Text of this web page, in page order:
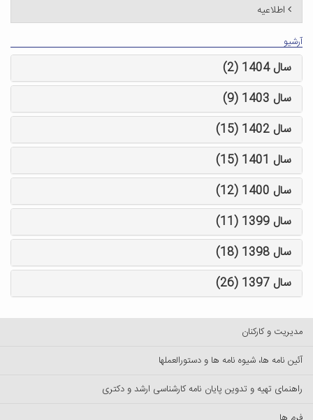
اطلاعیه
آرشیو
سال 1404 (2)
سال 1403 (9)
سال 1402 (15)
سال 1401 (15)
سال 1400 (12)
سال 1399 (11)
سال 1398 (18)
سال 1397 (26)
مدیریت و کارکنان
آئین نامه ها، شیوه نامه ها و دستورالعملها
راهنمای تهیه و تدوین پایان نامه کارشناسی ارشد و دکتری